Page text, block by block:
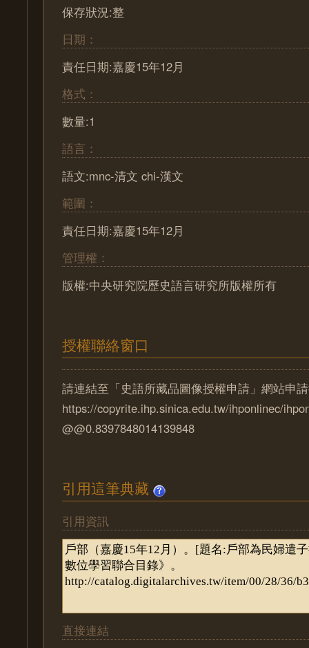
保存狀況:整
日期：
責任日期:嘉慶15年12月
格式：
數量:1
語言：
語文:mnc-清文 chi-漢文
範圍：
責任日期:嘉慶15年12月
管理權：
版權:中央研究院歷史語言研究所版權所有
授權聯絡窗口
請連結至「史語所藏品圖像授權申請」網站申
https://copyrite.ihp.sinica.edu.tw/ihponlinec/
@@0.8397848014139848
引用這筆典藏
引用資訊
直接連結